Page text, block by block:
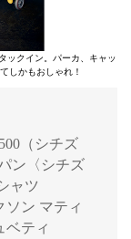
ックイン。パーカ、キャッ
しかもおしゃれ！
（シチズ
ン〈シチズ
ャツ
ソン マティ
ベティ